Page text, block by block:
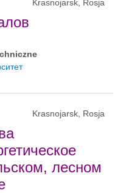
Krasnojarsk, Rosja
Krasnojarsk, Rosja
лесном